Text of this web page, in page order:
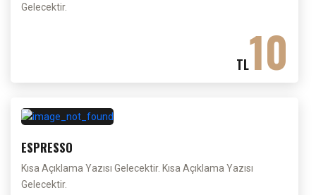
Gelecektir.
TL10
ESPRESSO
Kısa Açıklama Yazısı Gelecektir. Kısa Açıklama Yazısı
Gelecektir.